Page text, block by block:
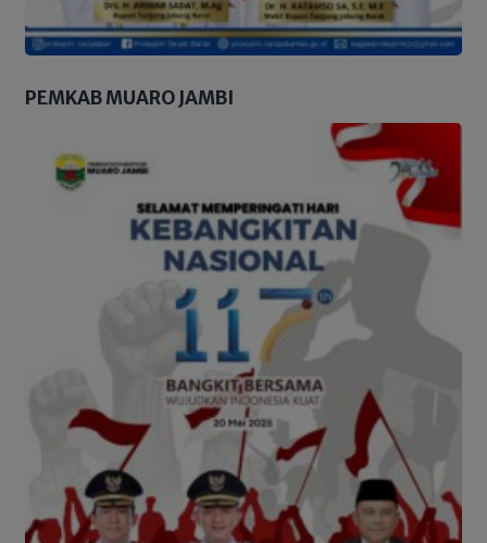
PEMKAB MUARO JAMBI